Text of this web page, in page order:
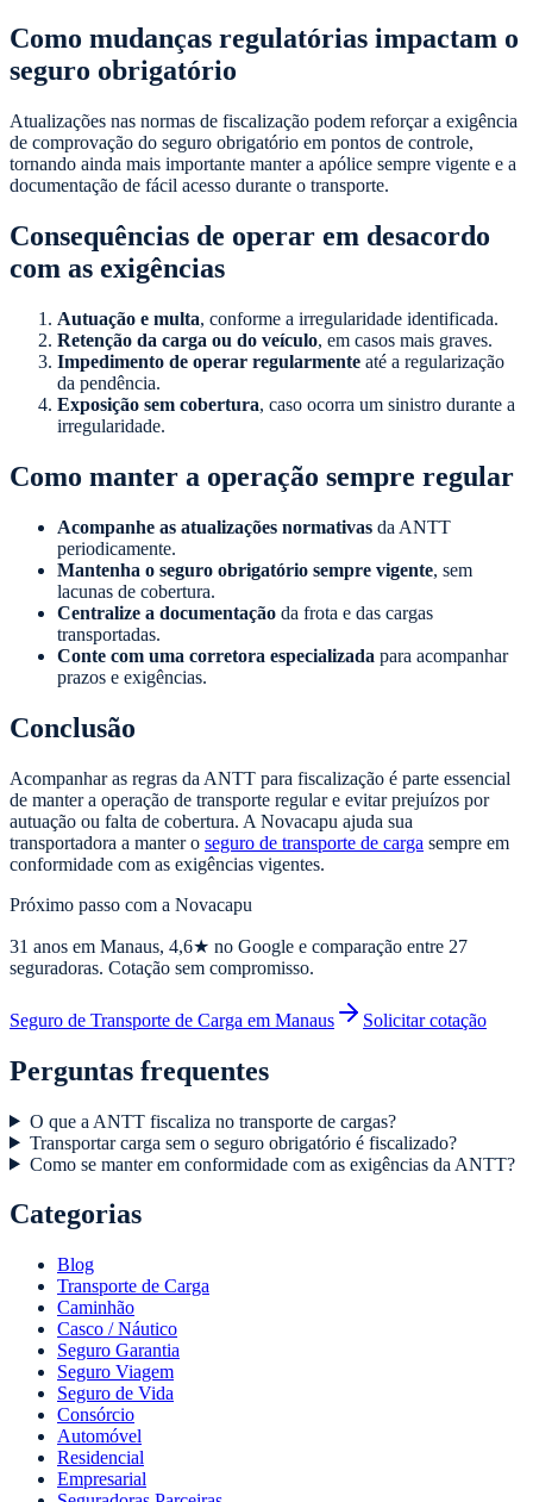
Como mudanças regulatórias impactam o
seguro obrigatório
Atualizações nas normas de fiscalização podem reforçar a exigência
de comprovação do seguro obrigatório em pontos de controle,
tornando ainda mais importante manter a apólice sempre vigente e a
documentação de fácil acesso durante o transporte.
Consequências de operar em desacordo
com as exigências
Autuação e multa, conforme a irregularidade identificada.
Retenção da carga ou do veículo, em casos mais graves.
Impedimento de operar regularmente até a regularização
da pendência.
Exposição sem cobertura, caso ocorra um sinistro durante a
irregularidade.
Como manter a operação sempre regular
Acompanhe as atualizações normativas da ANTT
periodicamente.
Mantenha o seguro obrigatório sempre vigente, sem
lacunas de cobertura.
Centralize a documentação da frota e das cargas
transportadas.
Conte com uma corretora especializada para acompanhar
prazos e exigências.
Conclusão
Acompanhar as regras da ANTT para fiscalização é parte essencial
de manter a operação de transporte regular e evitar prejuízos por
autuação ou falta de cobertura. A Novacapu ajuda sua
transportadora a manter o seguro de transporte de carga sempre em
conformidade com as exigências vigentes.
Próximo passo com a Novacapu
31 anos em Manaus, 4,6★ no Google e comparação entre 27
seguradoras. Cotação sem compromisso.
Seguro de Transporte de Carga em Manaus Solicitar cotação
Perguntas frequentes
O que a ANTT fiscaliza no transporte de cargas?
Transportar carga sem o seguro obrigatório é fiscalizado?
Como se manter em conformidade com as exigências da ANTT?
Categorias
Blog
Transporte de Carga
Caminhão
Casco / Náutico
Seguro Garantia
Seguro Viagem
Seguro de Vida
Consórcio
Automóvel
Residencial
Empresarial